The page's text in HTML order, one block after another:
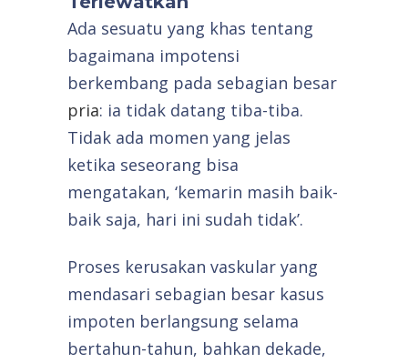
Ada sesuatu yang khas tentang
bagaimana impotensi
berkembang pada sebagian besar
pria: ia tidak datang tiba-tiba.
Tidak ada momen yang jelas
ketika seseorang bisa
mengatakan, ‘kemarin masih baik-
baik saja, hari ini sudah tidak’.
Proses kerusakan vaskular yang
mendasari sebagian besar kasus
impoten berlangsung selama
bertahun-tahun, bahkan dekade,